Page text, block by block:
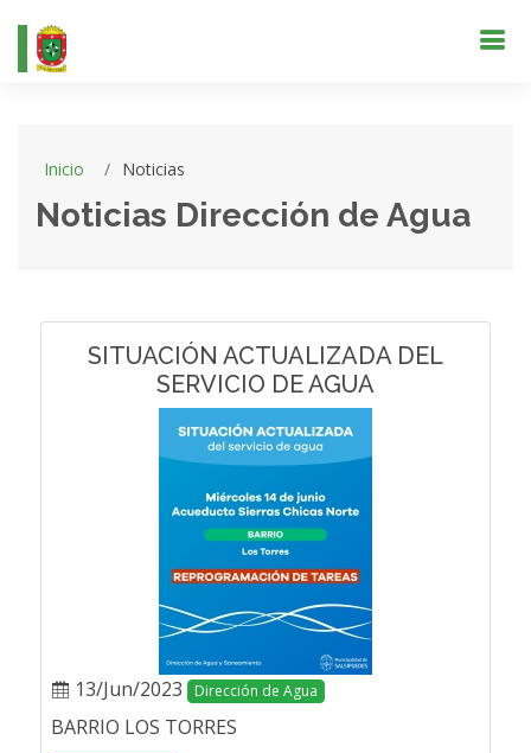
Inicio Noticias
Noticias Dirección de Agua
SITUACIÓN ACTUALIZADA DEL
SERVICIO DE AGUA
13/Jun/2023 Dirección de Agua
BARRIO LOS TORRES